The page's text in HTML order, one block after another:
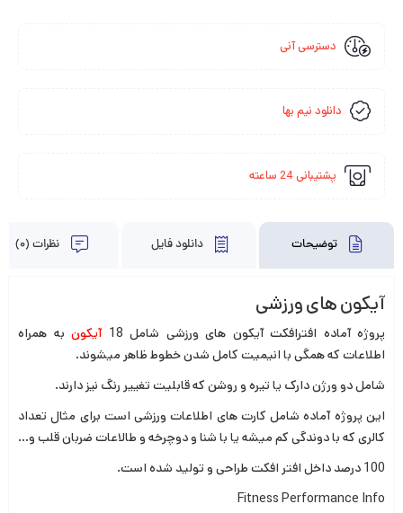
دسترسی آنی
دانلود نیم بها
پشتیبانی 24 ساعته
توضیحات دانلود فایل نظرات (0)
آیکون های ورزشی
پروژه آماده افترافکت آیکون های ورزشی شامل 18 آیکون به همراه
اطلاعات که همگی با انیمیت کامل شدن خطوط ظاهر میشوند.
شامل دو ورژن دارک یا تیره و روشن که قابلیت تغییر رنگ نیز دارند.
این پروژه آماده شامل کارت های اطلاعات ورزشی است برای مثال تعداد
کالری که با دوندگی کم میشه یا با شنا و دوچرخه و طالاعات ضربان قلب و…
100 درصد داخل افتر افکت طراحی و تولید شده است.
Fitness Performance Info